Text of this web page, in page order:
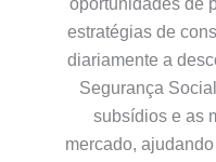
oportunidades de
estratégias de
diariamente a
Segurança
subsídios e as
mercado,